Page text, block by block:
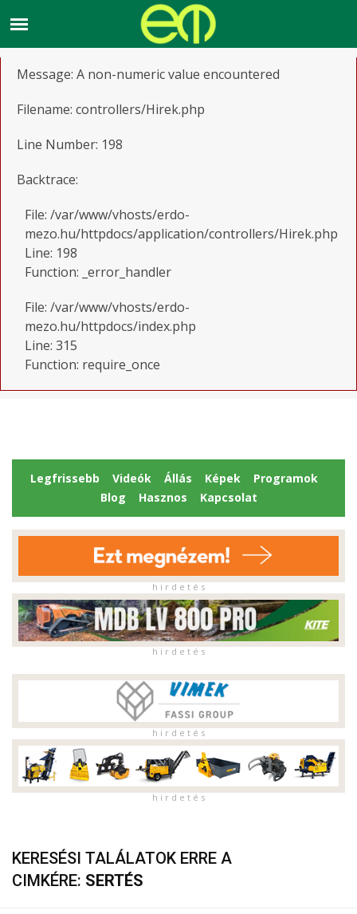
A PHP Error was encountered
Message: A non-numeric value encountered
Filename: controllers/Hirek.php
Line Number: 198
Backtrace:
File: /var/www/vhosts/erdo-
mezo.hu/httpdocs/application/controllers/Hirek.php
Line: 198
Function: _error_handler
File: /var/www/vhosts/erdo-
mezo.hu/httpdocs/index.php
Line: 315
Function: require_once
Legfrissebb Videók Állás Képek
Programok
Blog
Hasznos Kapcsolat
h i r d e t é s
h i r d e t é s
h i r d e t é s
h i r d e t é s
KERESÉSI TALÁLATOK ERRE A
CIMKÉRE: SERTÉS